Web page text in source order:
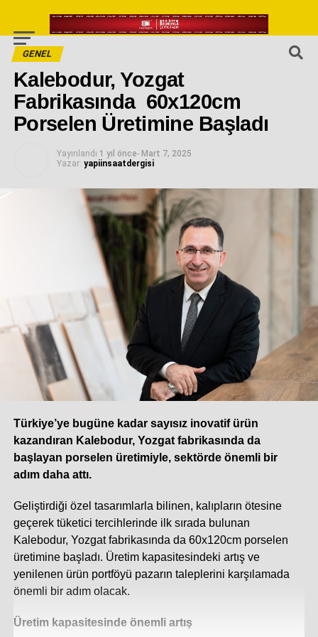
GENEL
Kalebodur, Yozgat
Fabrikasında 60x120cm
Porselen Üretimine Başladı
Yayınlandı 1 yıl önce- Mart 7, 2025
Yazar: yapiinsaatdergisi
Türkiye’ye bugüne kadar sayısız inovatif ürün
kazandıran Kalebodur, Yozgat fabrikasında da
başlayan porselen üretimiyle, sektörde önemli bir
adım daha attı.
Geliştirdiği özel tasarımlarla bilinen, kalıpların ötesine
geçerek tüketici tercihlerinde ilk sırada bulunan
Kalebodur, Yozgat fabrikasında da 60x120cm porselen
üretimine başladı. Üretim kapasitesindeki artış ve
yenilenen ürün portföyü pazarın taleplerini karşılamada
önemli bir adım olacak.
Üretim kapasitesinde önemli artış